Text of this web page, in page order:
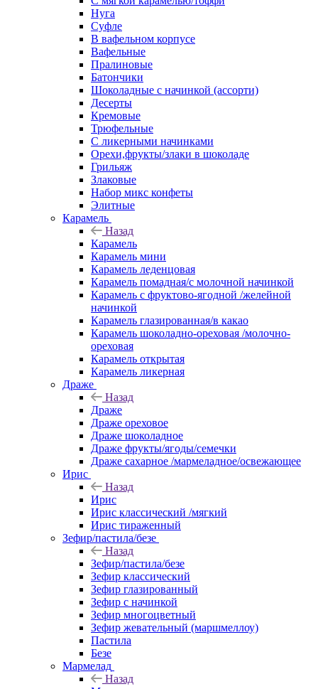
Нуга
Суфле
В вафельном корпусе
Вафельные
Пралиновые
Батончики
Шоколадные с начинкой (ассорти)
Десерты
Кремовые
Трюфельные
С ликерными начинками
Орехи,фрукты/злаки в шоколаде
Грильяж
Злаковые
Набор микс конфеты
Элитные
Карамель
Назад
Карамель
Карамель мини
Карамель леденцовая
Карамель помадная/с молочной начинкой
Карамель с фруктово-ягодной /желейной
начинкой
Карамель глазированная/в какао
Карамель шоколадно-ореховая /молочно-
ореховая
Карамель открытая
Карамель ликерная
Драже
Назад
Драже
Драже ореховое
Драже шоколадное
Драже фрукты/ягоды/семечки
Драже сахарное /мармеладное/освежающее
Ирис
Назад
Ирис
Ирис классический /мягкий
Ирис тираженный
Зефир/пастила/безе
Назад
Зефир/пастила/безе
Зефир классический
Зефир глазированный
Зефир с начинкой
Зефир многоцветный
Зефир жевательный (маршмеллоу)
Пастила
Безе
Мармелад
Назад